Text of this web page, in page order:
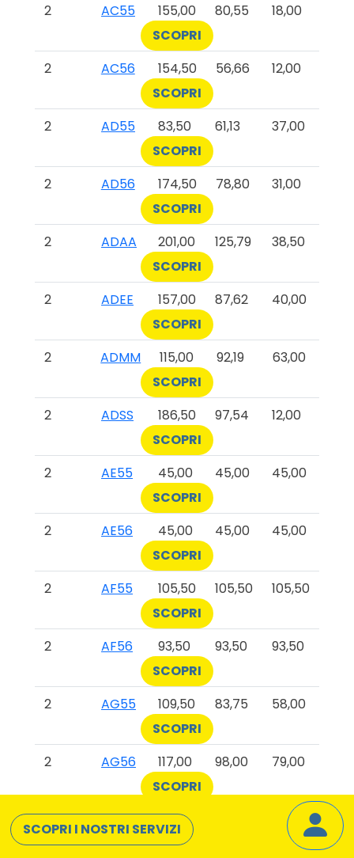
2
AC55 155,00 80,55
18,00
SCOPRI
2
AC56 154,50 56,66
12,00
SCOPRI
2
AD55 83,50 61,13
37,00
SCOPRI
2
AD56 174,50 78,80
31,00
SCOPRI
2
ADAA 201,00 125,79
38,50
SCOPRI
2
ADEE 157,00 87,62
40,00
SCOPRI
2
ADMM 115,00 92,19
63,00
SCOPRI
2
ADSS 186,50 97,54
12,00
SCOPRI
2
AE55 45,00 45,00
45,00
SCOPRI
2
AE56 45,00 45,00
45,00
SCOPRI
2
AF55 105,50 105,50
105,50
SCOPRI
2
AF56 93,50 93,50
93,50
SCOPRI
2
AG55 109,50 83,75
58,00
SCOPRI
2
AG56 117,00 98,00
79,00
SCOPRI
2
AH56 12,00
12,00
SCOPRI
SCOPRI I NOSTRI SERVIZI